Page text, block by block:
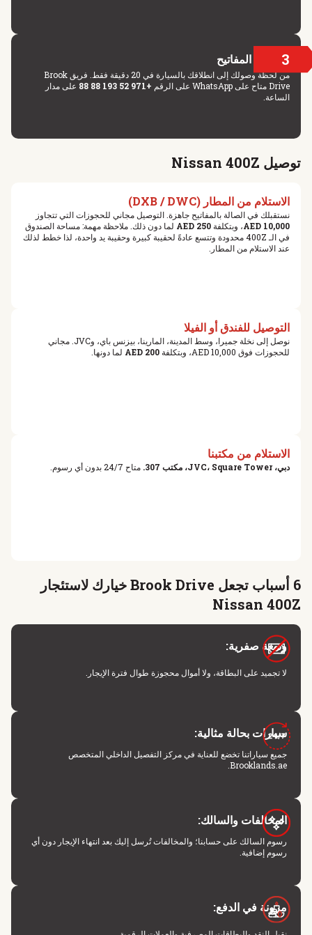
3 تسليم المفاتيح
من لحظة وصولك إلى انطلاقك بالسيارة في 20 دقيقة فقط. فريق Brook
Drive متاح على WhatsApp على الرقم
+971 52 193 88 88
على مدار
الساعة.
توصيل Nissan 400Z
الاستلام من المطار (DXB / DWC)
نستقبلك في الصالة بالمفاتيح جاهزة. التوصيل مجاني للحجوزات التي تتجاوز
10,000 AED
، وبتكلفة 250 AED
لما دون ذلك. ملاحظة مهمة: مساحة الصندوق
في الـ 400Z محدودة وتتسع عادةً لحقيبة كبيرة وحقيبة يد واحدة، لذا خطط لذلك
عند الاستلام من المطار.
التوصيل للفندق أو الفيلا
نوصل إلى نخلة جميرا، وسط المدينة، المارينا، بيزنس باي، وJVC. مجاني
للحجوزات فوق 10,000 AED، وبتكلفة
200 AED لما دونها.
الاستلام من مكتبنا
دبي، JVC، Square Tower، مكتب 307. متاح 24/7 بدون أي رسوم.
6 أسباب تجعل Brook Drive خيارك لاستئجار
Nissan 400Z
وديعة صفرية:
لا تجميد على البطاقة، ولا أموال محجوزة طوال فترة الإيجار.
سيارات بحالة مثالية:
جميع سياراتنا تخضع للعناية في مركز التفصيل الداخلي المتخصص
Brooklands.ae.
المخالفات والسالك:
رسوم السالك على حسابنا؛ والمخالفات تُرسل إليك بعد انتهاء الإيجار دون أي
رسوم إضافية.
مرونة في الدفع: